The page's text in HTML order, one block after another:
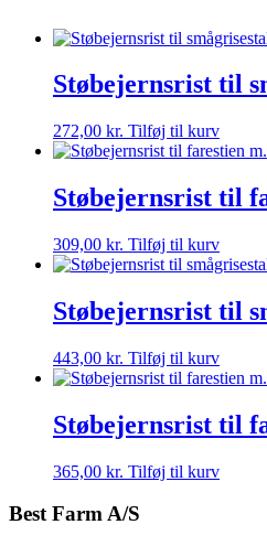
Støbejernsrist til
272,00 kr. Tilføj til kurv
Støbejernsrist til
309,00 kr. Tilføj til kurv
Støbejernsrist til
443,00 kr. Tilføj til kurv
Støbejernsrist til
365,00 kr. Tilføj til kurv
Best Farm A/S